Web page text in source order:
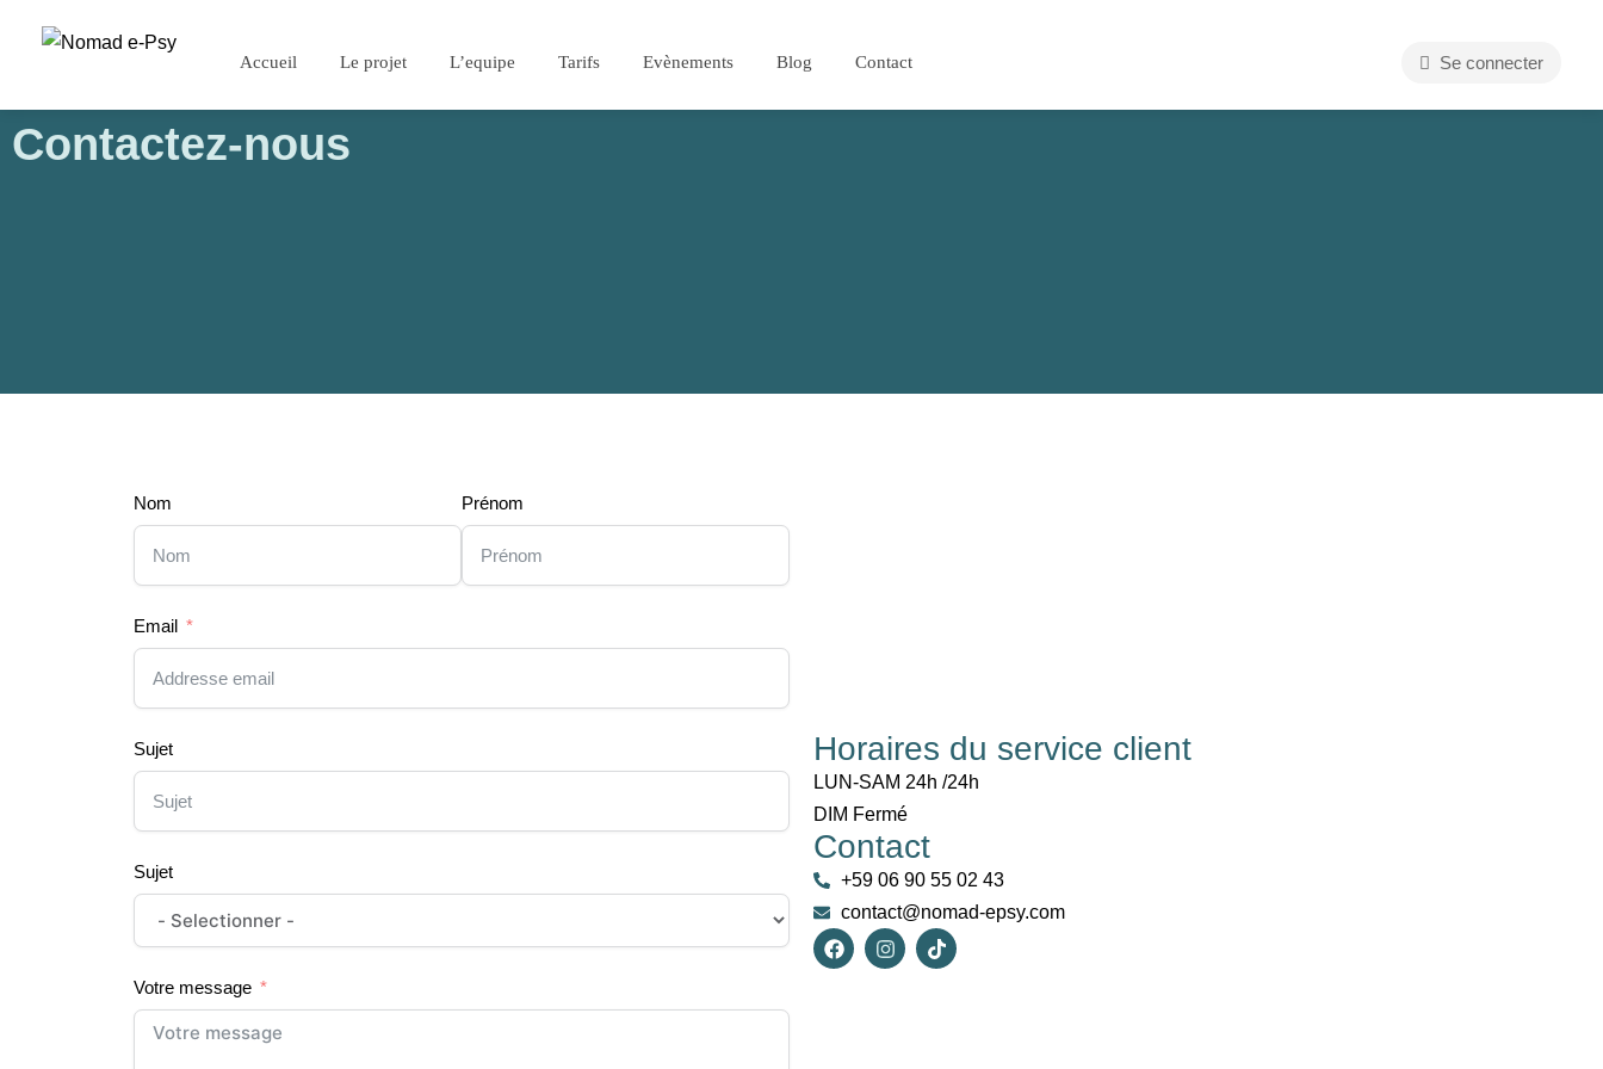
Accueil Le projet L’equipe Tarifs Evènements Blog Contact Se connecter
Contactez-nous
Nom Prénom
Email
Sujet
Sujet
Votre message
Horaires du service client
LUN-SAM 24h /24h
DIM Fermé
Contact
+59 06 90 55 02 43
contact@nomad-epsy.com